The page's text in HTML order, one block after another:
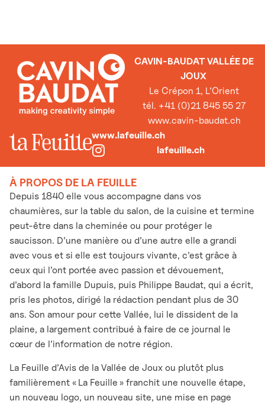
CAVIN-BAUDAT VALLÉE DE
JOUX
Le Crépon 1, L’Orient
tél. +41 (0)21 845 55 27
www.cavin-baudat.ch
www.lafeuille.ch
lafeuille.ch
À PROPOS DE LA FEUILLE
Depuis 1840 elle vous accompagne dans vos
chaumières, sur la table du salon, de la cuisine et termine
peut-être dans la cheminée ou pour protéger le
saucisson. D’une manière ou d’une autre elle a grandi
avec vous et si elle est toujours vivante, c’est grâce à
ceux qui l’ont portée avec passion et dévouement,
d’abord la famille Dupuis, puis Philippe Baudat, qui a écrit,
pris les photos, dirigé la rédaction pendant plus de 30
ans. Son amour pour cette Vallée, lui le dissident de la
plaine, a largement contribué à faire de ce journal le
cœur de l’information de notre région.
La Feuille d’Avis de la Vallée de Joux ou plutôt plus
familièrement « La Feuille » franchit une nouvelle étape,
un nouveau logo, un nouveau site, une mise en page